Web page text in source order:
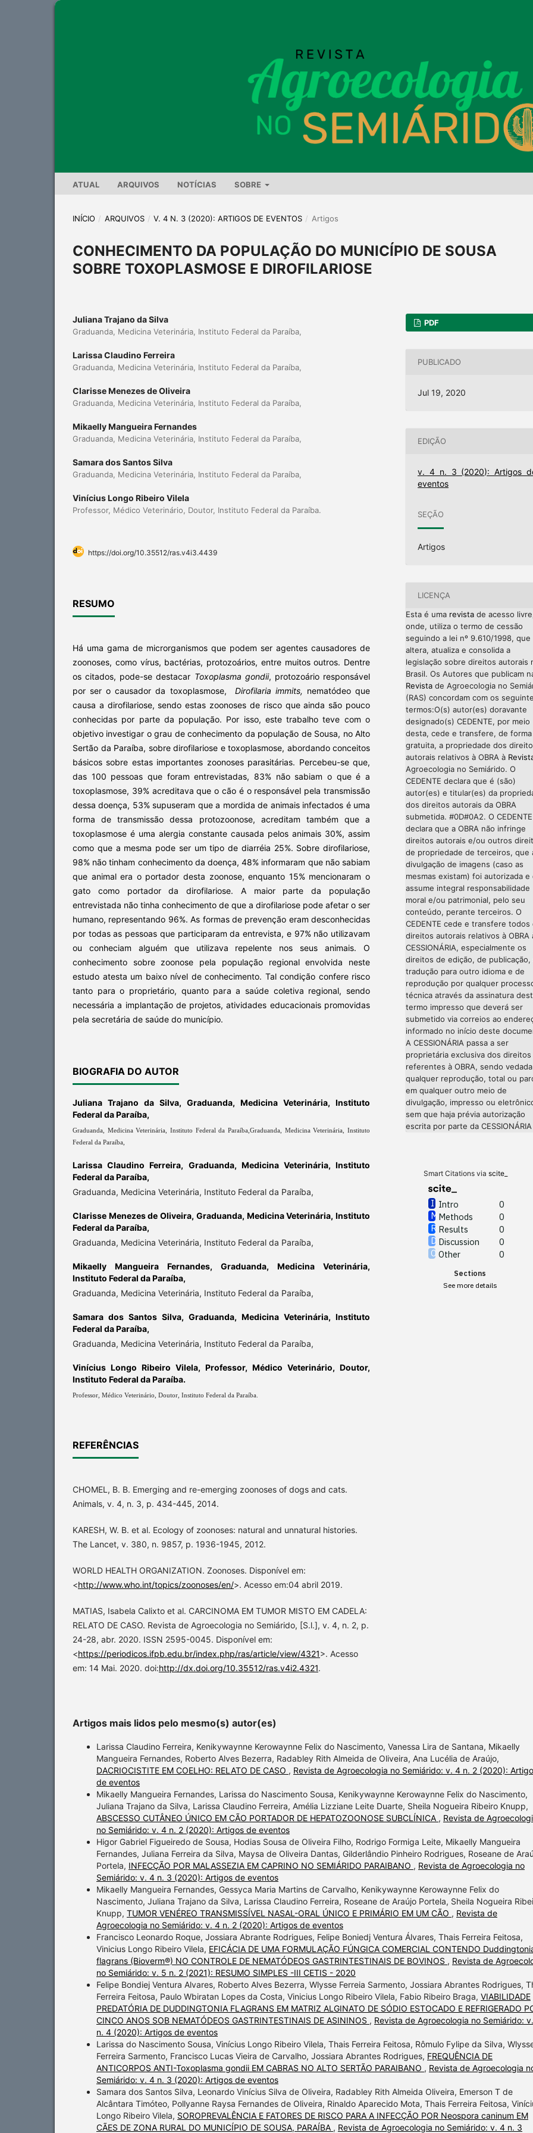
ATUAL ARQUIVOS NOTÍCIAS SOBRE
INÍCIO / ARQUIVOS / V. 4 N. 3 (2020): ARTIGOS DE EVENTOS / Artigos
CONHECIMENTO DA POPULAÇÃO DO MUNICÍPIO DE SOUSA
SOBRE TOXOPLASMOSE E DIROFILARIOSE
Juliana Trajano da Silva
Graduanda, Medicina Veterinária, Instituto Federal da Paraíba,
Larissa Claudino Ferreira
Graduanda, Medicina Veterinária, Instituto Federal da Paraíba,
Clarisse Menezes de Oliveira
Graduanda, Medicina Veterinária, Instituto Federal da Paraíba,
Mikaelly Mangueira Fernandes
Graduanda, Medicina Veterinária, Instituto Federal da Paraíba,
Samara dos Santos Silva
Graduanda, Medicina Veterinária, Instituto Federal da Paraíba,
Vinícius Longo Ribeiro Vilela
Professor, Médico Veterinário, Doutor, Instituto Federal da Paraíba.
https://doi.org/10.35512/ras.v4i3.4439
RESUMO
Há uma gama de microrganismos que podem ser agentes causadores de
zoonoses, como vírus, bactérias, protozoários, entre muitos outros. Dentre
os citados, pode-se destacar Toxoplasma gondii, protozoário responsável
por ser o causador da toxoplasmose, Dirofilaria immits, nematódeo que
causa a dirofilariose, sendo estas zoonoses de risco que ainda são pouco
conhecidas por parte da população. Por isso, este trabalho teve com o
objetivo investigar o grau de conhecimento da população de Sousa, no Alto
Sertão da Paraíba, sobre dirofilariose e toxoplasmose, abordando conceitos
básicos sobre estas importantes zoonoses parasitárias. Percebeu-se que,
das 100 pessoas que foram entrevistadas, 83% não sabiam o que é a
toxoplasmose, 39% acreditava que o cão é o responsável pela transmissão
dessa doença, 53% supuseram que a mordida de animais infectados é uma
forma de transmissão dessa protozoonose, acreditam também que a
toxoplasmose é uma alergia constante causada pelos animais 30%, assim
como que a mesma pode ser um tipo de diarréia 25%. Sobre dirofilariose,
98% não tinham conhecimento da doença, 48% informaram que não sabiam
que animal era o portador desta zoonose, enquanto 15% mencionaram o
gato como portador da dirofilariose. A maior parte da população
entrevistada não tinha conhecimento de que a dirofilariose pode afetar o ser
humano, representando 96%. As formas de prevenção eram desconhecidas
por todas as pessoas que participaram da entrevista, e 97% não utilizavam
ou conheciam alguém que utilizava repelente nos seus animais. O
conhecimento sobre zoonose pela população regional envolvida neste
estudo atesta um baixo nível de conhecimento. Tal condição confere risco
tanto para o proprietário, quanto para a saúde coletiva regional, sendo
necessária a implantação de projetos, atividades educacionais promovidas
pela secretária de saúde do município.
BIOGRAFIA DO AUTOR
Juliana Trajano da Silva, Graduanda, Medicina Veterinária, Instituto
Federal da Paraíba,
Graduanda, Medicina Veterinária, Instituto Federal da Paraíba, Graduanda, Medicina Veterinária, Instituto
Federal da Paraíba,
Larissa Claudino Ferreira, Graduanda, Medicina Veterinária, Instituto
Federal da Paraíba,
Graduanda, Medicina Veterinária, Instituto Federal da Paraíba,
Clarisse Menezes de Oliveira, Graduanda, Medicina Veterinária, Instituto
Federal da Paraíba,
Graduanda, Medicina Veterinária, Instituto Federal da Paraíba,
Mikaelly Mangueira Fernandes, Graduanda, Medicina Veterinária,
Instituto Federal da Paraíba,
Graduanda, Medicina Veterinária, Instituto Federal da Paraíba,
Samara dos Santos Silva, Graduanda, Medicina Veterinária, Instituto
Federal da Paraíba,
Graduanda, Medicina Veterinária, Instituto Federal da Paraíba,
Vinícius Longo Ribeiro Vilela, Professor, Médico Veterinário, Doutor,
Instituto Federal da Paraíba.
Professor, Médico Veterinário, Doutor, Instituto Federal da Paraíba.
REFERÊNCIAS
CHOMEL, B. B. Emerging and re-emerging zoonoses of dogs and cats.
Animals, v. 4, n. 3, p. 434-445, 2014.
KARESH, W. B. et al. Ecology of zoonoses: natural and unnatural histories.
The Lancet, v. 380, n. 9857, p. 1936-1945, 2012.
WORLD HEALTH ORGANIZATION. Zoonoses. Disponível em:
<http://www.who.int/topics/zoonoses/en/>. Acesso em:04 abril 2019.
MATIAS, Isabela Calixto et al. CARCINOMA EM TUMOR MISTO EM CADELA:
RELATO DE CASO. Revista de Agroecologia no Semiárido, [S.l.], v. 4, n. 2, p.
24-28, abr. 2020. ISSN 2595-0045. Disponível em:
<https://periodicos.ifpb.edu.br/index.php/ras/article/view/4321>. Acesso
em: 14 Mai. 2020. doi:http://dx.doi.org/10.35512/ras.v4i2.4321.
PDF
PUBLICADO
Jul 19, 2020
EDIÇÃO
v. 4 n. 3 (2020): Artigos
eventos
SEÇÃO
Artigos
LICENÇA
Esta é uma revista de acesso
onde, utiliza o termo de cessão
seguindo a lei nº 9.610/1998, que
altera, atualiza e consolida a
legislação sobre direitos autorais
Brasil. Os Autores que publicam
Revista de Agroecologia no
(RAS) concordam com os
termos:O(s) autor(es) doravante
designado(s) CEDENTE, por meio
desta, cede e transfere, de forma
gratuita, a propriedade dos
autorais relativos à OBRA à
Agroecologia no Semiárido. O
CEDENTE declara que é (são)
autor(es) e titular(es) da
dos direitos autorais da OBRA
submetida. #0D#0A2. O CEDENTE
declara que a OBRA não infringe
direitos autorais e/ou outros
de propriedade de terceiros, que
divulgação de imagens (caso as
mesmas existam) foi autorizada e
assume integral responsabilidade
moral e/ou patrimonial, pelo seu
conteúdo, perante terceiros. O
CEDENTE cede e transfere todos
direitos autorais relativos à OBRA
CESSIONÁRIA, especialmente os
direitos de edição, de publicação,
tradução para outro idioma e de
reprodução por qualquer
técnica através da assinatura
termo impresso que deverá ser
submetido via correios ao
informado no início deste
A CESSIONÁRIA passa a ser
proprietária exclusiva dos direitos
referentes à OBRA, sendo vedada
qualquer reprodução, total ou
em qualquer outro meio de
divulgação, impresso ou
sem que haja prévia autorização
escrita por parte da CESSIONÁRIA
Smart Citations via scite_
Intro
0
Methods
0
Results
0
Discussion
0
Other
0
Sections
See more details
Artigos mais lidos pelo mesmo(s) autor(es)
Larissa Claudino Ferreira, Kenikywaynne Kerowaynne Felix do Nascimento, Vanessa Lira de Santana, Mikaelly
Mangueira Fernandes, Roberto Alves Bezerra, Radabley Rith Almeida de Oliveira, Ana Lucélia de Araújo,
DACRIOCISTITE EM COELHO: RELATO DE CASO , Revista de Agroecologia no Semiárido: v. 4 n. 2 (2020):
de eventos
Mikaelly Mangueira Fernandes, Larissa do Nascimento Sousa, Kenikywaynne Kerowaynne Felix do Nascimento,
Juliana Trajano da Silva, Larissa Claudino Ferreira, Amélia Lizziane Leite Duarte, Sheila Nogueira Ribeiro Knupp,
ABSCESSO CUTÂNEO ÚNICO EM CÃO PORTADOR DE HEPATOZOONOSE SUBCLÍNICA , Revista de
no Semiárido: v. 4 n. 2 (2020): Artigos de eventos
Higor Gabriel Figueiredo de Sousa, Hodias Sousa de Oliveira Filho, Rodrigo Formiga Leite, Mikaelly Mangueira
Fernandes, Juliana Ferreira da Silva, Maysa de Oliveira Dantas, Gilderlândio Pinheiro Rodrigues, Roseane de
Portela, INFECÇÃO POR MALASSEZIA EM CAPRINO NO SEMIÁRIDO PARAIBANO , Revista de Agroecologia no
Semiárido: v. 4 n. 3 (2020): Artigos de eventos
Mikaelly Mangueira Fernandes, Gessyca Maria Martins de Carvalho, Kenikywaynne Kerowaynne Felix do
Nascimento, Juliana Trajano da Silva, Larissa Claudino Ferreira, Roseane de Araújo Portela, Sheila Nogueira
Knupp, TUMOR VENÉREO TRANSMISSÍVEL NASAL-ORAL ÚNICO E PRIMÁRIO EM UM CÃO , Revista de
Agroecologia no Semiárido: v. 4 n. 2 (2020): Artigos de eventos
Francisco Leonardo Roque, Jossiara Abrante Rodrigues, Felipe Boniedj Ventura Álvares, Thais Ferreira Feitosa,
Vinicius Longo Ribeiro Vilela, EFICÁCIA DE UMA FORMULAÇÃO FÚNGICA COMERCIAL CONTENDO
flagrans (Bioverm®) NO CONTROLE DE NEMATÓDEOS GASTRINTESTINAIS DE BOVINOS , Revista de
no Semiárido: v. 5 n. 2 (2021): RESUMO SIMPLES -III CETIS - 2020
Felipe Bondiej Ventura Alvares, Roberto Alves Bezerra, Wlysse Ferreia Sarmento, Jossiara Abrantes Rodrigues,
Ferreira Feitosa, Paulo Wbiratan Lopes da Costa, Vinicius Longo Ribeiro Vilela, Fabio Ribeiro Braga, VIABILIDADE
PREDATÓRIA DE DUDDINGTONIA FLAGRANS EM MATRIZ ALGINATO DE SÓDIO ESTOCADO E REFRIGERADO
CINCO ANOS SOB NEMATÓDEOS GASTRINTESTINAIS DE ASININOS , Revista de Agroecologia no Semiárido:
n. 4 (2020): Artigos de eventos
Larissa do Nascimento Sousa, Vinícius Longo Ribeiro Vilela, Thais Ferreira Feitosa, Rômulo Fylipe da Silva,
Ferreira Sarmento, Francisco Lucas Vieira de Carvalho, Jossiara Abrantes Rodrigues, FREQUÊNCIA DE
ANTICORPOS ANTI-Toxoplasma gondii EM CABRAS NO ALTO SERTÃO PARAIBANO , Revista de Agroecologia
Semiárido: v. 4 n. 3 (2020): Artigos de eventos
Samara dos Santos Silva, Leonardo Vinícius Silva de Oliveira, Radabley Rith Almeida Oliveira, Emerson T de
Alcântara Timóteo, Pollyanne Raysa Fernandes de Oliveira, Rinaldo Aparecido Mota, Thais Ferreira Feitosa,
Longo Ribeiro Vilela, SOROPREVALÊNCIA E FATORES DE RISCO PARA A INFECÇÃO POR Neospora caninum EM
CÃES DE ZONA RURAL DO MUNICÍPIO DE SOUSA, PARAÍBA , Revista de Agroecologia no Semiárido: v. 4 n. 3